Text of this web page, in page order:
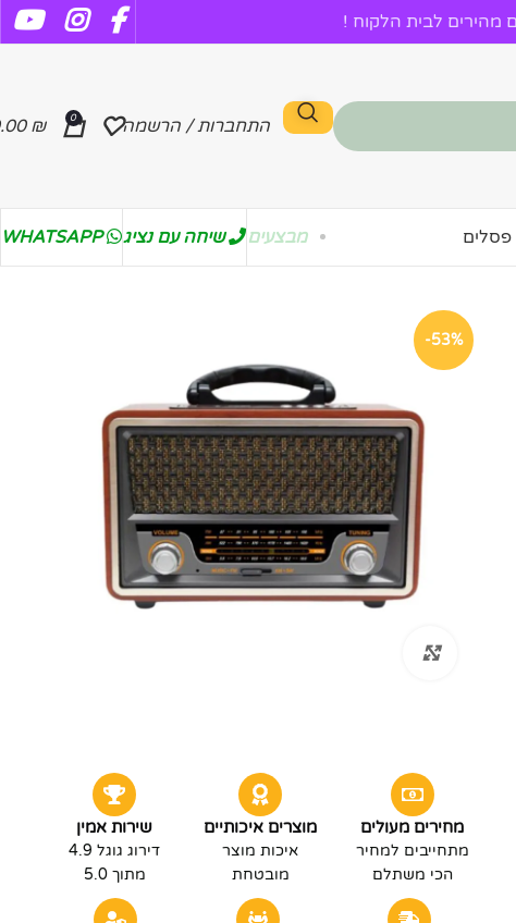
מהירים לבית הלקוח !
התחברות / הרשמה 0
₪
פסלים מבצעים שיחה עם נציג WHATSAPP
-53%
מחירים מעולים
מתחייבים למחיר
הכי משתלם
מוצרים איכותיים
איכות מוצר
מובטחת
שירות אמין
דירוג גוגל 4.9
מתוך 5.0